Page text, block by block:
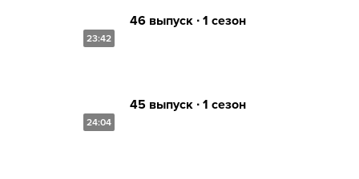
23:42
46 выпуск ∙ 1 сезон
24:04
45 выпуск ∙ 1 сезон